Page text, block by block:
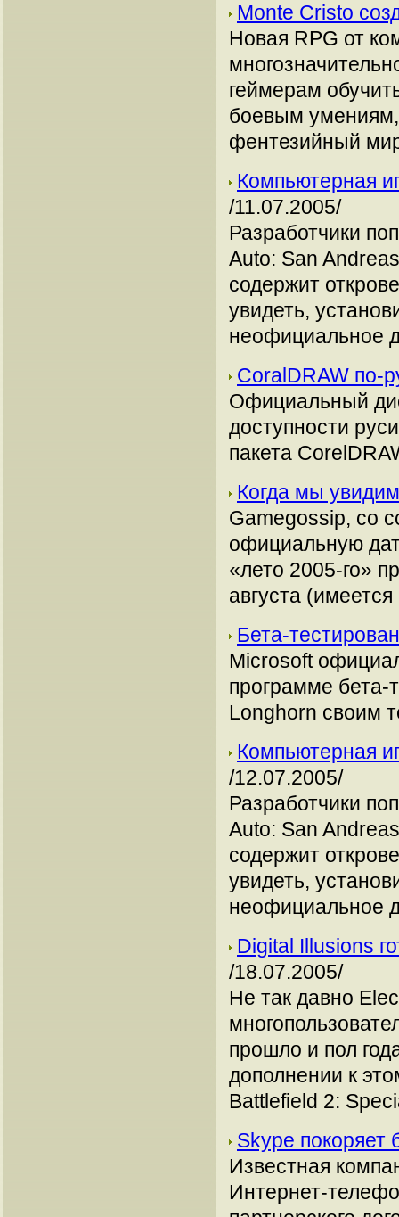
Monte Cristo
Новая RPG от
геймерам
боевым умениям,
фентезийный
Компьютерная
/11.07.2005/
Разработчики
Auto: San
содержит
увидеть,
неофициальное
CoralDRAW по-
Официальный
доступности
пакета
Когда мы
Gamegossip, со
официальную
«лето 2005-го»
августа
Бета-
Microsoft
программе бета-
Longhorn своим
Компьютерная
/12.07.2005/
Разработчики
Auto: San
содержит
увидеть,
неофициальное
Digital Illusions
/18.07.2005/
Не так давно
прошло и пол
дополнении к
Battlefield 2:
Skype
Известная
Интернет-